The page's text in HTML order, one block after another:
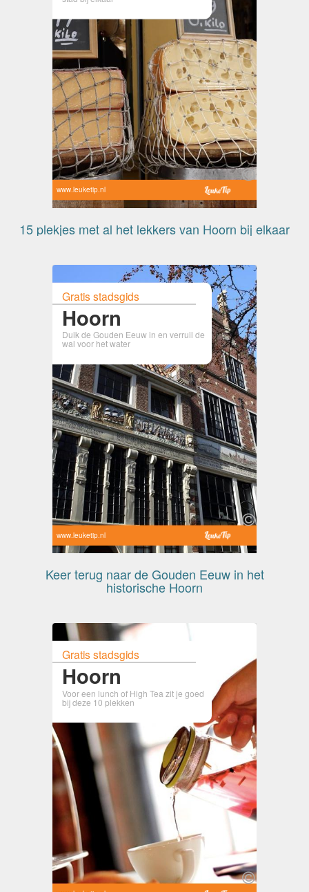
www.leuketip.nl
15 plekjes met al het lekkers van Hoorn bij elkaar
Gratis stadsgids
Hoorn
Duik de Gouden Eeuw in en verruil de
wal voor het water
www.leuketip.nl
Keer terug naar de Gouden Eeuw in het
historische Hoorn
Gratis stadsgids
Hoorn
Voor een lunch of High Tea zit je goed
bij deze 10 plekken